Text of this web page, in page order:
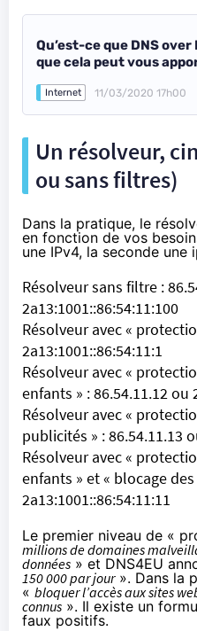
Qu’est-ce que DNS over
que cela peut vous
Internet 11/03/2020 17h00
Un résolveur,
ou sans filtres)
Dans la pratique, le
en fonction de vos
une IPv4, la seconde une
Résolveur sans filtre :
2a13:1001::86:54:11:100
Résolveur avec «
2a13:1001::86:54:11:1
Résolveur avec «
enfants » : 86.54.11.12 ou
Résolveur avec «
publicités » : 86.54.11.13
Résolveur avec «
enfants » et « blocage
2a13:1001::86:54:11:11
Le premier niveau de «
millions de domaines
données » et DNS4EU
150 000 par jour». Dans la
« bloquer l’accès aux sites
connus ». Il existe un
faux positifs.